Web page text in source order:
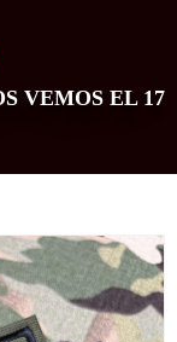
VEMOS EL 17